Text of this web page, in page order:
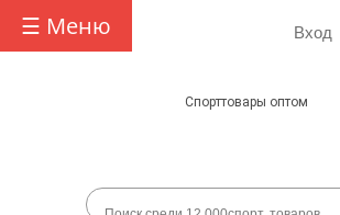
☰ Меню Вход
Спорттовары оптом